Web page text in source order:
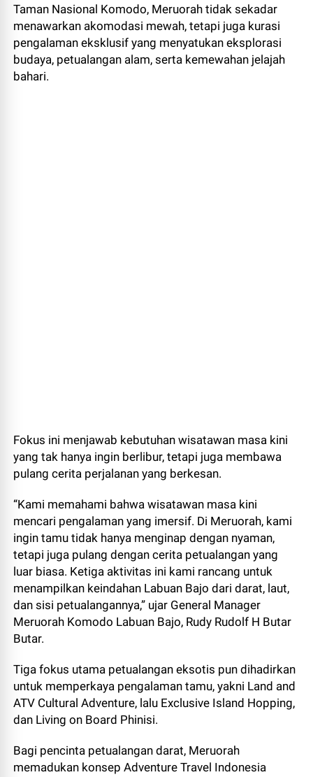
Taman Nasional Komodo, Meruorah tidak sekadar
menawarkan akomodasi mewah, tetapi juga kurasi
pengalaman eksklusif yang menyatukan eksplorasi
budaya, petualangan alam, serta kemewahan jelajah
bahari.
Fokus ini menjawab kebutuhan wisatawan masa kini
yang tak hanya ingin berlibur, tetapi juga membawa
pulang cerita perjalanan yang berkesan.
“Kami memahami bahwa wisatawan masa kini
mencari pengalaman yang imersif. Di Meruorah, kami
ingin tamu tidak hanya menginap dengan nyaman,
tetapi juga pulang dengan cerita petualangan yang
luar biasa. Ketiga aktivitas ini kami rancang untuk
menampilkan keindahan Labuan Bajo dari darat, laut,
dan sisi petualangannya,” ujar General Manager
Meruorah Komodo Labuan Bajo, Rudy Rudolf H Butar
Butar.
Tiga fokus utama petualangan eksotis pun dihadirkan
untuk memperkaya pengalaman tamu, yakni Land and
ATV Cultural Adventure, lalu Exclusive Island Hopping,
dan Living on Board Phinisi.
Bagi pencinta petualangan darat, Meruorah
memadukan konsep Adventure Travel Indonesia